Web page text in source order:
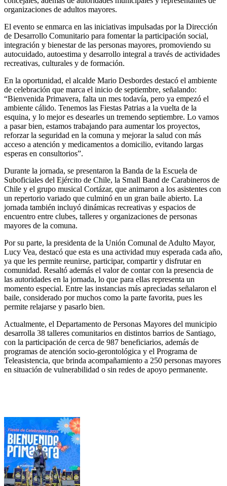
organizaciones de adultos mayores.
El evento se enmarca en las iniciativas impulsadas por la Dirección
de Desarrollo Comunitario para fomentar la participación social,
integración y bienestar de las personas mayores, promoviendo su
autocuidado, autoestima y desarrollo integral a través de actividades
recreativas, culturales y de formación.
En la oportunidad, el alcalde Mario Desbordes destacó el ambiente
de celebración que marca el inicio de septiembre, señalando:
“Bienvenida Primavera, falta un mes todavía, pero ya empezó el
ambiente cálido. Tenemos las Fiestas Patrias a la vuelta de la
esquina, y lo mejor es desearles un tremendo septiembre. Lo vamos
a pasar bien, estamos trabajando para aumentar los proyectos,
reforzar la seguridad en la comuna y mejorar la salud con más
acceso a atención y medicamentos a domicilio, evitando largas
esperas en consultorios”.
Durante la jornada, se presentaron la Banda de la Escuela de
Suboficiales del Ejército de Chile, la Small Band de Carabineros de
Chile y el grupo musical Cortázar, que animaron a los asistentes con
un repertorio variado que culminó en un gran baile abierto. La
jornada también incluyó dinámicas recreativas y espacios de
encuentro entre clubes, talleres y organizaciones de personas
mayores de la comuna.
Por su parte, la presidenta de la Unión Comunal de Adulto Mayor,
Lucy Vea, destacó que esta es una actividad muy esperada cada año,
ya que les permite reunirse, participar, compartir y disfrutar en
comunidad. Resaltó además el valor de contar con la presencia de
las autoridades en la jornada, lo que para ellas representa un
momento especial. Entre las instancias más apreciadas señalaron el
baile, considerado por muchos como la parte favorita, pues les
permite relajarse y pasarlo bien.
Actualmente, el Departamento de Personas Mayores del municipio
desarrolla 38 talleres comunitarios en distintos barrios de Santiago,
con la participación de cerca de 987 beneficiarios, además de
programas de atención socio-gerontológica y el Programa de
Teleasistencia, que brinda acompañamiento a 250 personas mayores
en situación de vulnerabilidad o sin redes de apoyo permanente.